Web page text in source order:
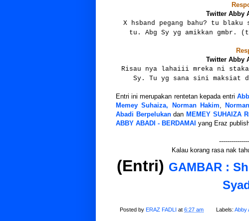
X hsband pegang bahu? tu blaku
tu. Abg Sy yg amikkan gmbr.
Risau nya lahaiii mreka ni
Sy. Tu yg sana sini maksiat
Entri ini merupakan rentetan kepada entri
Memey Suhaiza, Norman Hakim ,
Abadi BerpelukandanMEMEY SUHAIZA
ABBY ABADI - BERDAMAI yang Eraz
Kalau korang rasa nak
(Entri) GAMBAR :
Posted by ERAZ FADLI at 6:27 am Labels: Abby